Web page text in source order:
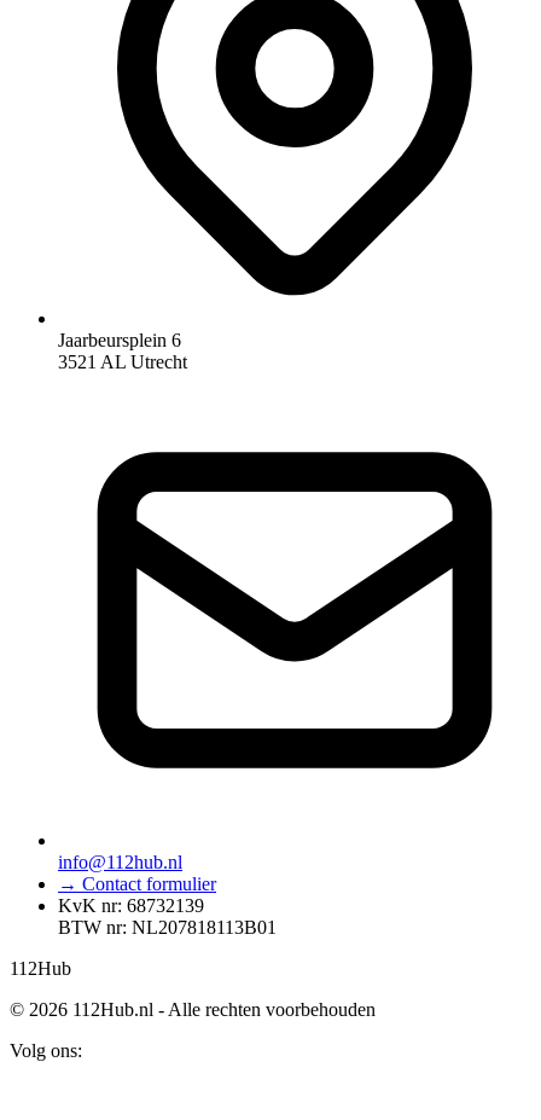
Jaarbeursplein 6
3521 AL Utrecht
info@112hub.nl
→ Contact formulier
KvK nr: 68732139
BTW nr: NL207818113B01
112Hub
© 2026 112Hub.nl - Alle rechten voorbehouden
Volg ons: